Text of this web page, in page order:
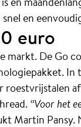
en
euro
markt. De Go
roestvrijstalen
“Voor het
Martin Pansy.